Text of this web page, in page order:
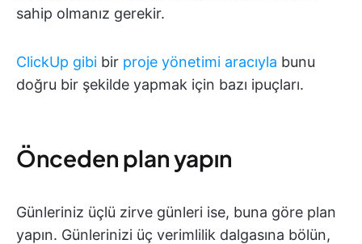
sahip olmanız gerekir.
ClickUp gibi bir proje yönetimi aracıyla bunu
doğru bir şekilde yapmak için bazı ipuçları.
Önceden plan yapın
Günleriniz üçlü zirve günleri ise, buna göre plan
yapın. Günlerinizi üç verimlilik dalgasına bölün,